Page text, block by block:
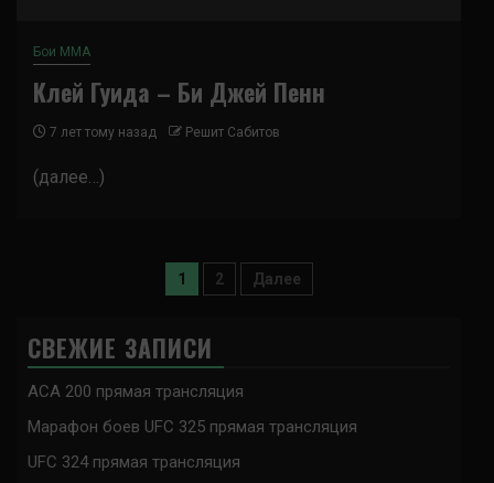
Бои ММА
Клей Гуида – Би Джей Пенн
7 лет тому назад Решит Сабитов
(далее…)
Пагинация
1 2 Далее
СВЕЖИЕ ЗАПИСИ
ACA 200 прямая трансляция
Марафон боев UFC 325 прямая трансляция
UFC 324 прямая трансляция